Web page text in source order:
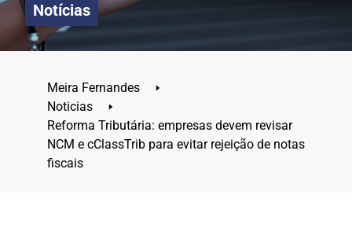
Notícias
Meira Fernandes
🢒
Noticias
🢒
Reforma Tributária: empresas devem revisar
NCM e cClassTrib para evitar rejeição de notas
fiscais